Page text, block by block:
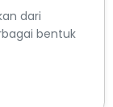
dari
bentuk